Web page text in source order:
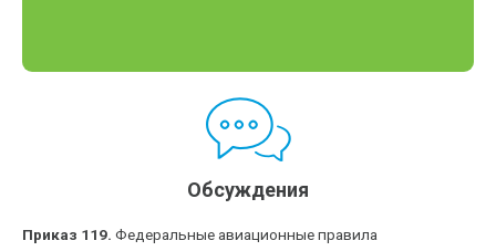
Обсуждения
Приказ 119. Федеральные авиационные правила